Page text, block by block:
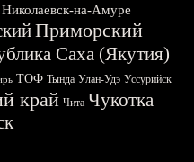
Николаевск-на-Амуре
Приморский
Саха (Якутия)
ТОФ Тында Улан-Удэ Уссурийск
край Чита Чукотка